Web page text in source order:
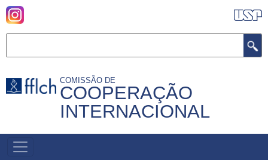
Pular
para
conteúdo
COMISSÃO DE
COOPERAÇÃO
INTERNACIONAL
MENU
PRIMÁRIO